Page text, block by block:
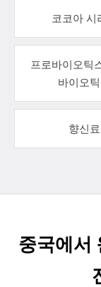
코코아 시
프로바이오틱
바이오
향신료
중국에서